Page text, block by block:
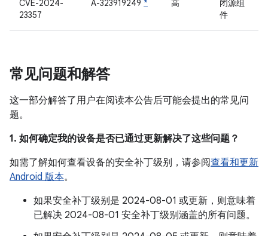
CVE-2024-
23357
A-323919249 * 高
闭源组
件
常见问题和解答
这一部分解答了用户在阅读本公告后可能会提出的常见问
题。
1. 如何确定我的设备是否已通过更新解决了这些问题？
如需了解如何查看设备的安全补丁级别，请参阅查看和更新
Android 版本。
如果安全补丁级别是 2024-08-01 或更新，则意味着
已解决 2024-08-01 安全补丁级别涵盖的所有问题。